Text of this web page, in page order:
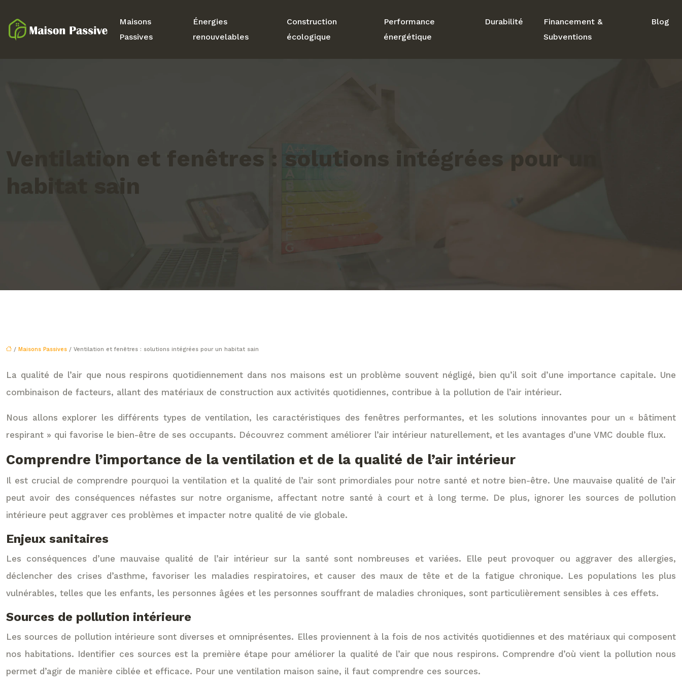
Maisons
Passives
Énergies
renouvelables
Construction
écologique
Performance
énergétique
Durabilité
Financement &
Subventions
Blog
Ventilation et fenêtres : solutions intégrées pour un
habitat sain
/ Maisons Passives / Ventilation et fenêtres : solutions intégrées pour un habitat sain
La qualité de l’air que nous respirons quotidiennement dans nos maisons est un problème souvent négligé, bien qu’il soit d’une importance capitale. Une
combinaison de facteurs, allant des matériaux de construction aux activités quotidiennes, contribue à la pollution de l’air intérieur.
Nous allons explorer les différents types de ventilation, les caractéristiques des fenêtres performantes, et les solutions innovantes pour un « bâtiment
respirant » qui favorise le bien-être de ses occupants. Découvrez comment améliorer l’air intérieur naturellement, et les avantages d’une VMC double flux.
Comprendre l’importance de la ventilation et de la qualité de l’air intérieur
Il est crucial de comprendre pourquoi la ventilation et la qualité de l’air sont primordiales pour notre santé et notre bien-être. Une mauvaise qualité de l’air
peut avoir des conséquences néfastes sur notre organisme, affectant notre santé à court et à long terme. De plus, ignorer les sources de pollution
intérieure peut aggraver ces problèmes et impacter notre qualité de vie globale.
Enjeux sanitaires
Les conséquences d’une mauvaise qualité de l’air intérieur sur la santé sont nombreuses et variées. Elle peut provoquer ou aggraver des allergies,
déclencher des crises d’asthme, favoriser les maladies respiratoires, et causer des maux de tête et de la fatigue chronique. Les populations les plus
vulnérables, telles que les enfants, les personnes âgées et les personnes souffrant de maladies chroniques, sont particulièrement sensibles à ces effets.
Sources de pollution intérieure
Les sources de pollution intérieure sont diverses et omniprésentes. Elles proviennent à la fois de nos activités quotidiennes et des matériaux qui composent
nos habitations. Identifier ces sources est la première étape pour améliorer la qualité de l’air que nous respirons. Comprendre d’où vient la pollution nous
permet d’agir de manière ciblée et efficace. Pour une ventilation maison saine, il faut comprendre ces sources.